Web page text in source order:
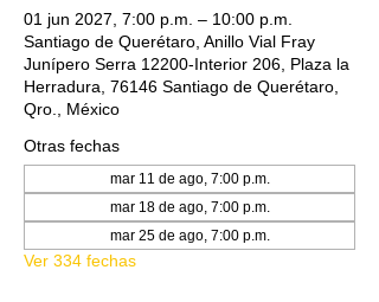
01 jun 2027, 7:00 p.m. – 10:00 p.m.
Santiago de Querétaro, Anillo Vial Fray
Junípero Serra 12200-Interior 206, Plaza la
Herradura, 76146 Santiago de Querétaro,
Qro., México
Otras fechas
mar 11 de ago, 7:00 p.m.
mar 18 de ago, 7:00 p.m.
mar 25 de ago, 7:00 p.m.
Ver 334 fechas